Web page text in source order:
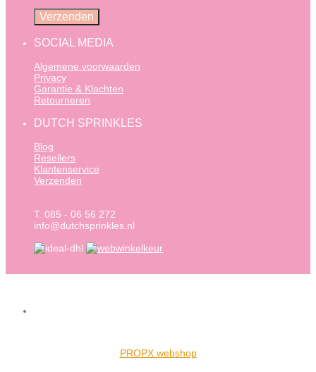
SOCIAL MEDIA
Algemene voorwaarden
Privacy
Garantie & Klachten
Retourneren
DUTCH SPRINKLES
Blog
Resellers
Klantenservice
Verzenden
T. 085 - 06 56 272
info@dutchsprinkles.nl
PROPX webshop